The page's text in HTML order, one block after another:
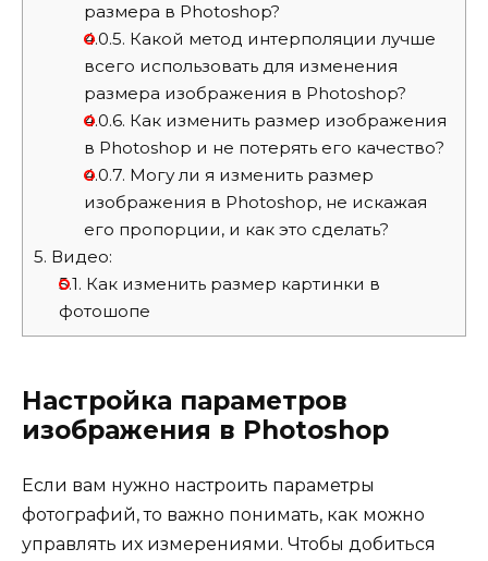
размера в Photoshop?
4.0.5. Какой метод интерполяции лучше
всего использовать для изменения
размера изображения в Photoshop?
4.0.6. Как изменить размер изображения
в Photoshop и не потерять его качество?
4.0.7. Могу ли я изменить размер
изображения в Photoshop, не искажая
его пропорции, и как это сделать?
5. Видео:
5.1. Как изменить размер картинки в
фотошопе
Настройка параметров
изображения в Photoshop
Если вам нужно настроить параметры
фотографий, то важно понимать, как можно
управлять их измерениями. Чтобы добиться